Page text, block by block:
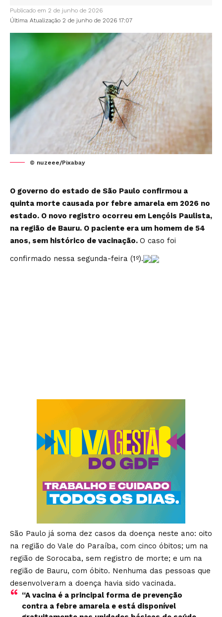
Última Atualização 2 de junho de 2026 17:07
Publicado em 2 de junho de 2026
© nuzeee/Pixabay
O governo do estado de São Paulo confirmou a
quinta morte causada por febre amarela em 2026 no
estado. O novo registro ocorreu em Lençóis Paulista,
na região de Bauru. O paciente era um homem de 54
anos, sem histórico de vacinação. O caso foi
confirmado nessa segunda-feira (1º).
São Paulo já soma dez casos da doença neste ano: oito
na região do Vale do Paraíba, com cinco óbitos; um na
região de Sorocaba, sem registro de morte; e um na
região de Bauru, com óbito. Nenhuma das pessoas que
desenvolveram a doença havia sido vacinada.
“A vacina é a principal forma de prevenção
contra a febre amarela e está disponível